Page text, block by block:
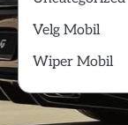
Velg Mobil
Wiper Mobil